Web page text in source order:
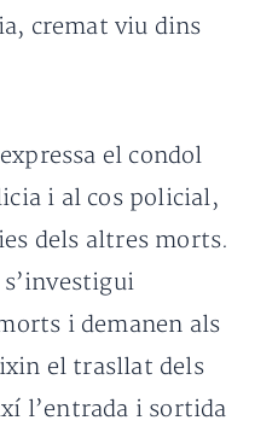
cremat viu dins
el condol
i al cos policial,
dels altres morts.
i demanen als
el trasllat dels
l’entrada i sortida